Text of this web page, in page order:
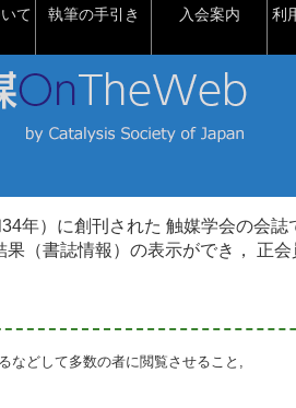
て 執筆の手引き 入会案内 利
年）に創刊された 触媒学会の会誌
（書誌情報）の表示ができ， 正
などして多数の者に閲覧させること,